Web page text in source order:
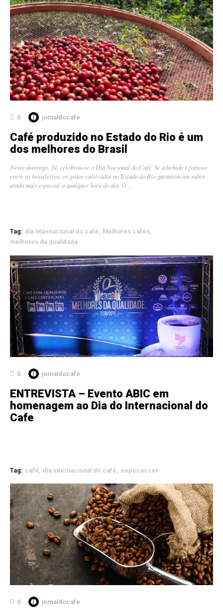
0 jornaldocafe
Café produzido no Estado do Rio é um
dos melhores do Brasil
Neste domingo, 24, celebrou-se o Dia Nacional do Café. Se a bebida é famosa
entre os brasileiros, os grãos cultivados no Estado do Rio garantem um sabor
ainda mais especial a qualquer hora do dia. O …
Tag: dia internacional do café
Melhores cafés
melhores da qualidade
0 jornaldocafe
ENTREVISTA – Evento ABIC em
homenagem ao Dia do Internacional do
Cafe
Tag: café dia internacional do café expocaccer
0 jornaldocafe